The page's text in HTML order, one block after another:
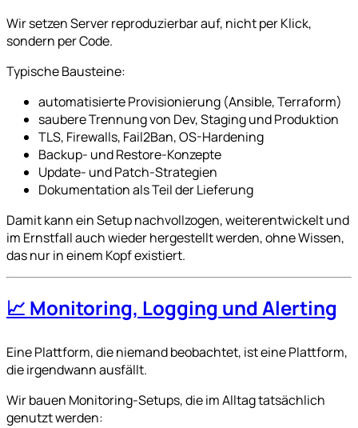
Wir setzen Server reproduzierbar auf, nicht per Klick,
sondern per Code.
Typische Bausteine:
automatisierte Provisionierung (Ansible, Terraform)
saubere Trennung von Dev, Staging und Produktion
TLS, Firewalls, Fail2Ban, OS-Hardening
Backup- und Restore-Konzepte
Update- und Patch-Strategien
Dokumentation als Teil der Lieferung
Damit kann ein Setup nachvollzogen, weiterentwickelt und
im Ernstfall auch wieder hergestellt werden, ohne Wissen,
das nur in einem Kopf existiert.
📈 Monitoring, Logging und Alerting
Eine Plattform, die niemand beobachtet, ist eine Plattform,
die irgendwann ausfällt.
Wir bauen Monitoring-Setups, die im Alltag tatsächlich
genutzt werden: